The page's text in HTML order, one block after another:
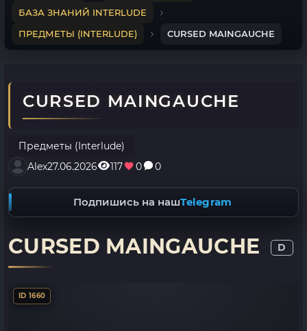
БАЗА ЗНАНИЙ INTERLUDE
ПРЕДМЕТЫ (INTERLUDE)
CURSED MAINGAUCHE
CURSED MAINGAUCHE
Предметы (Interlude)
Alex27.06.2026 117 0 0
Подпишись на нашTelegram
CURSED MAINGAUCHE D
ID 1660